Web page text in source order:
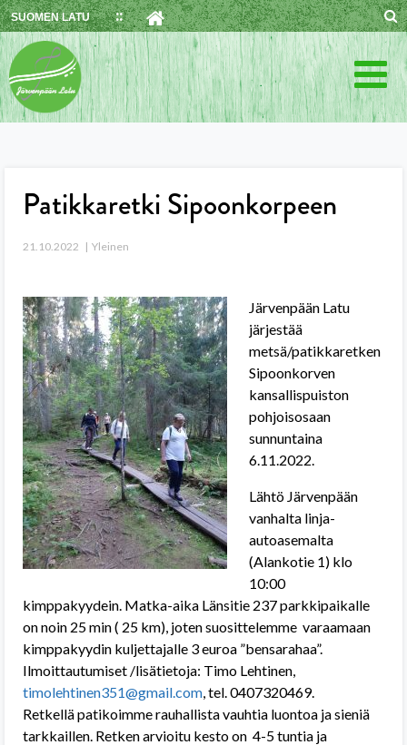
Skip
to
content
SUOMEN LATU
Patikkaretki Sipoonkorpeen
21.10.2022 Yleinen
Järvenpään Latu
järjestää
metsä/patikkaretken
Sipoonkorven
kansallispuiston
pohjoisosaan
sunnuntaina
6.11.2022.
Lähtö Järvenpään
vanhalta linja-
autoasemalta
(Alankotie 1) klo
10:00
kimppakyydein. Matka-aika Länsitie 237 parkkipaikalle
on noin 25 min ( 25 km), joten suosittelemme varaamaan
kimppakyydin kuljettajalle 3 euroa ”bensarahaa”.
Ilmoittautumiset /lisätietoja: Timo Lehtinen,
timolehtinen351@gmail.com, tel. 0407320469.
Retkellä patikoimme rauhallista vauhtia luontoa ja sieniä
tarkkaillen. Retken arvioitu kesto on 4-5 tuntia ja